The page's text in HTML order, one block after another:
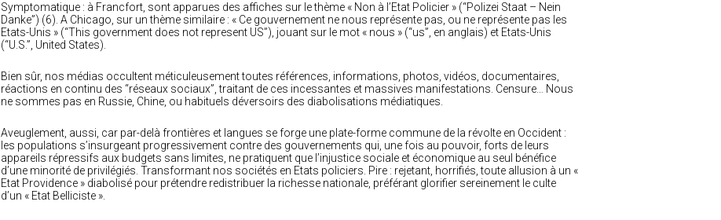
Symptomatique : à Francfort, sont apparues des affiches sur le thème « Non à l’Etat Policier » (“Polizei Staat – Nein
Danke”) (6). A Chicago, sur un thème similaire : « Ce gouvernement ne nous représente pas, ou ne représente pas les
Etats-Unis » (“This government does not represent US”), jouant sur le mot « nous » (“us”, en anglais) et Etats-Unis
(“U.S.”, United States).
Bien sûr, nos médias occultent méticuleusement toutes références, informations, photos, vidéos, documentaires,
réactions en continu des “réseaux sociaux”, traitant de ces incessantes et massives manifestations. Censure… Nous
ne sommes pas en Russie, Chine, ou habituels déversoirs des diabolisations médiatiques.
Aveuglement, aussi, car par-delà frontières et langues se forge une plate-forme commune de la révolte en Occident :
les populations s’insurgeant progressivement contre des gouvernements qui, une fois au pouvoir, forts de leurs
appareils répressifs aux budgets sans limites, ne pratiquent que l’injustice sociale et économique au seul bénéfice
d’une minorité de privilégiés. Transformant nos sociétés en Etats policiers. Pire : rejetant, horrifiés, toute allusion à un «
Etat Providence » diabolisé pour prétendre redistribuer la richesse nationale, préférant glorifier sereinement le culte
d’un « Etat Belliciste ».